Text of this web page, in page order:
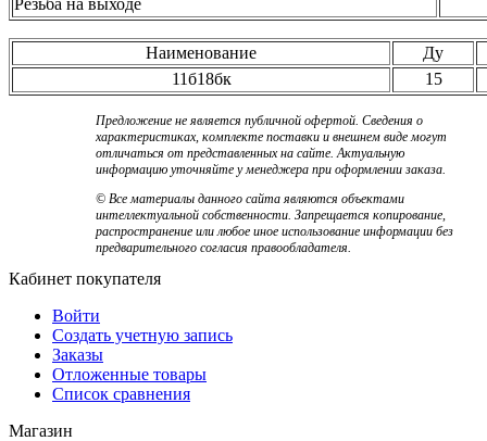
Наименование
Ду
11б18бк
15
Предложение не является публичной офертой. Сведения о
характеристиках, комплекте поставки и внешнем виде могут
отличаться от представленных на сайте. Актуальную
информацию уточняйте у менеджера при оформлении заказа.
© Все материалы данного сайта являются объектами
интеллектуальной собственности. Запрещается копирование,
распространение или любое иное использование информации без
предварительного согласия правообладателя.
Кабинет покупателя
Войти
Создать учетную запись
Заказы
Отложенные товары
Список сравнения
Магазин